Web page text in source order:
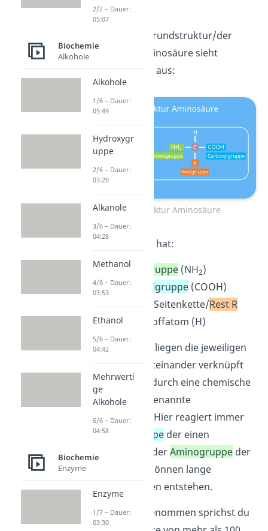
unterscheiden.
Die chemische Grundstruktur/der
Aufbau einer Aminosäure sieht
folgendermaßen aus:
Grundstruktur Aminosäure
Jede Aminosäure hat:
eineAminogruppe(NH2)
eineCarboxylgruppe(COOH)
eine variable Seitenkette/Rest R
ein Wasserstoffatom (H)
In einem Protein liegen die jeweiligen
Aminosäuren miteinander verknüpft
vor — und zwar durch eine chemische
Bindung, die sogenannte
Peptidbindung
. Hier reagiert immer
dieCarboxygruppeder einen
Aminosäure mit derAminogruppeder
anderen. Dabei können lange
Aminosäureketten entstehen.
Merke:Genau genommen sprichst du
2/2 – Dauer:
05:07
Biochemie
Alkohole
Alkohole
1/6 – Dauer:
05:49
Hydroxygr
uppe
2/6 – Dauer:
03:20
Alkanole
3/6 – Dauer:
04:28
Methanol
4/6 – Dauer:
03:53
Ethanol
5/6 – Dauer:
04:42
Mehrwerti
ge
Alkohole
6/6 – Dauer:
04:58
Biochemie
Enzyme
Enzyme
1/7 – Dauer:
03:30